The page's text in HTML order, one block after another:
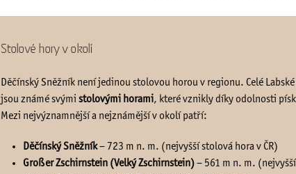
Stolové hory v okolí
Děčínský Sněžník není jedinou stolovou horou v regionu. Celé
jsou známé svými stolovými horami, které vznikly díky odolnosti
Mezi nejvýznamnější a nejznámější v okolí patří:
Děčínský Sněžník– 723 m n. m. (nejvyšší stolová hora v ČR)
Großer Zschirnstein (Velký Zschirnstein) – 561 m n. m.